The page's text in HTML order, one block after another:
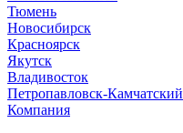
Тюмень
Новосибирск
Красноярск
Якутск
Владивосток
Петропавловск-Камчатский
Компания